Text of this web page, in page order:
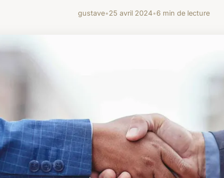
gustave•25 avril 2024•6 min de lecture